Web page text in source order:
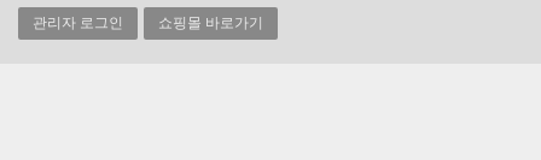
관리자 로그인 쇼핑몰 바로가기